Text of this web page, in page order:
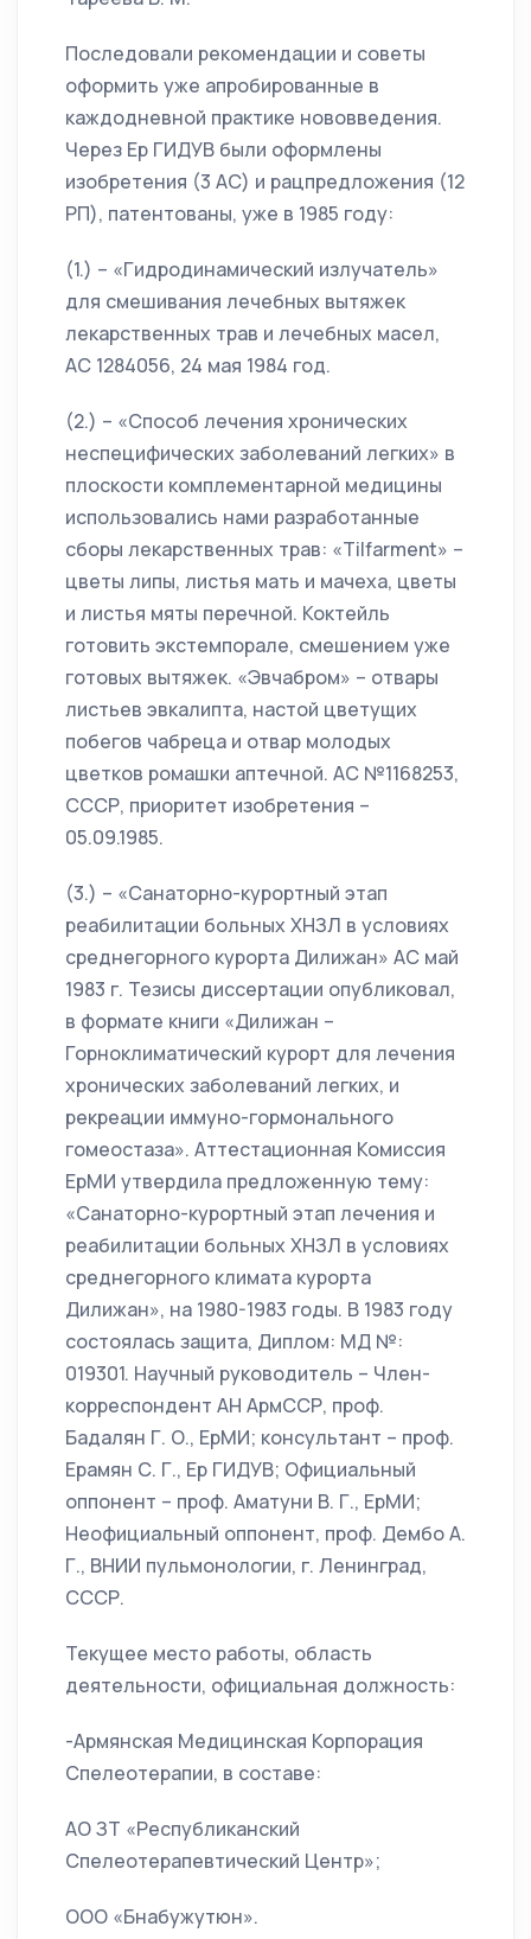
Последовали рекомендации и советы
оформить уже апробированные в
каждодневной практике нововведения.
Через Ер ГИДУВ были оформлены
изобретения (3 АС) и рацпредложения (12
РП), патентованы, уже в 1985 году:
(1.) – «Гидродинамический излучатель»
для смешивания лечебных вытяжек
лекарственных трав и лечебных масел,
АС 1284056, 24 мая 1984 год.
(2.) – «Способ лечения хронических
неспецифических заболеваний легких» в
плоскости комплементарной медицины
использовались нами разработанные
сборы лекарственных трав: «Tilfarment» –
цветы липы, листья мать и мачеха, цветы
и листья мяты перечной. Коктейль
готовить экстемпорале, смешением уже
готовых вытяжек. «Эвчабром» – отвары
листьев эвкалипта, настой цветущих
побегов чабреца и отвар молодых
цветков ромашки аптечной. АС №1168253,
СССР, приоритет изобретения –
05.09.1985.
(3.) – «Санаторно-курортный этап
реабилитации больных ХНЗЛ в условиях
среднегорного курорта Дилижан» АС май
1983 г. Тезисы диссертации опубликовал,
в формате книги «Дилижан –
Горноклиматический курорт для лечения
хронических заболеваний легких, и
рекреации иммуно-гормонального
гомеостаза». Аттестационная Комиссия
ЕрМИ утвердила предложенную тему:
«Санаторно-курортный этап лечения и
реабилитации больных ХНЗЛ в условиях
среднегорного климата курорта
Дилижан», на 1980-1983 годы. В 1983 году
состоялась защита, Диплом: МД №:
019301. Научный руководитель – Член-
корреспондент АН АрмССР, проф.
Бадалян Г. О., ЕрМИ; консультант – проф.
Ерамян С. Г., Ер ГИДУВ; Официальный
оппонент – проф. Аматуни В. Г., ЕрМИ;
Неофициальный оппонент, проф. Дембо А.
Г., ВНИИ пульмонологии, г. Ленинград,
СССР.
Текущее место работы, область
деятельности, официальная должность:
-Армянская Медицинская Корпорация
Спелеотерапии, в составе:
АО ЗТ «Республиканский
Спелеотерапевтический Центр»;
ООО «Бнабужутюн».